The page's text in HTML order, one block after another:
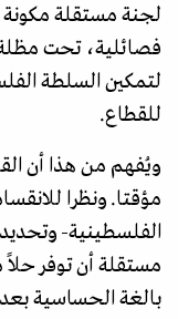
لجنة مستقلة
فصائلية، تحت
لتمكين السلطة
للقطاع.
ويُفهم من هذا أن
مؤقتا. ونظرا
الفلسطينية-
مستقلة أن توفر حلاً
بالغة الحساسية